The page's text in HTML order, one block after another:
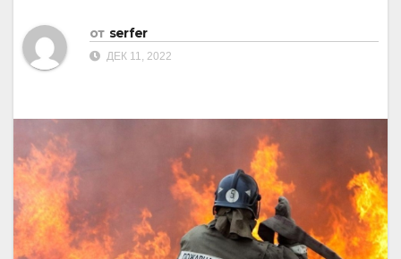
от serfer
ДЕК 11, 2022